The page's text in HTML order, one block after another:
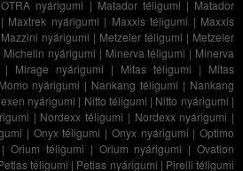
nyárigumi | Matador téligumi | Matador
| Maxtrek nyárigumi | Maxxis téligumi | Maxxis
Mazzini nyárigumi | Metzeler téligumi | Metzeler
Michelin nyárigumi | Minerva téligumi | Minerva
| Mirage nyárigumi | Mitas téligumi | Mitas
Momo nyárigumi | Nankang téligumi | Nankang
nyárigumi | Nitto téligumi | Nitto nyárigumi |
| Nordexx téligumi | Nordexx nyárigumi |
| Onyx téligumi | Onyx nyárigumi | Optimo
|Orium téligumi | Orium nyárigumi |Ovation
téligumi | Petlas nyárigumi | Pirelli téligumi